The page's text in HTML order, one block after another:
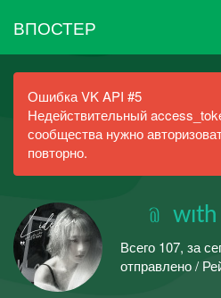
ВПОСТЕР
Ошибка VK API #5
Недействительный
сообщества нужно
повторно.
ㅤ﹫
Всего 107, за
отправлено /